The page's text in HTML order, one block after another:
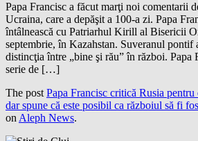
Papa Francisc a făcut marţi noi comentarii
Ucraina, care a depăşit a 100-a zi. Papa
întâlnească cu Patriarhul Kirill al Bisericii
septembrie, în Kazahstan. Suveranul pontif
distincţia între „bine şi rău” în război. Papa
serie de […]
The post Papa Francisc critică Rusia
dar spune că este posibil ca războiul să fi
on Aleph News.